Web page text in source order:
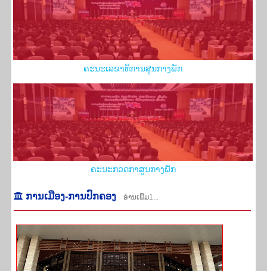
​ຄະ​ນະ​ເລ​ຂາ​ທິ​ການ​ສູນ​ກາງ​ພັກ
​ຄະ​ນະ​ກວດ​ກາ​ສູນ​ກາງ​ພັກ
ກາ​ນ​ເມືອງ-ການປົກ​ຄອງ ອ່ານເພີ່ມ1...